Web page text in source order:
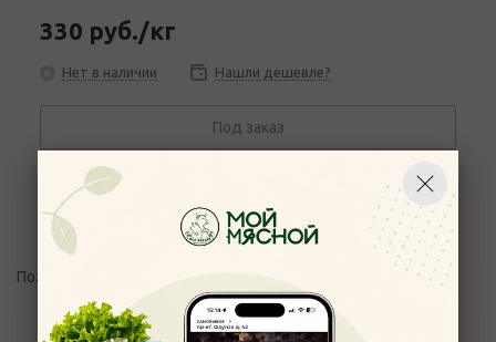
330 руб./кг
Нет в наличии Нашли дешевле?
Под заказ
Отзывы
Пожалуйста,